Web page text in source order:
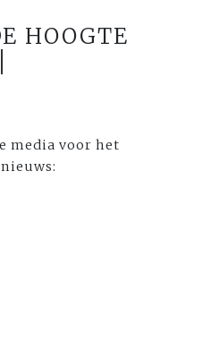
HOOGTE
media voor het